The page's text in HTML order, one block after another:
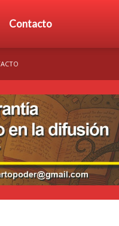
Contacto